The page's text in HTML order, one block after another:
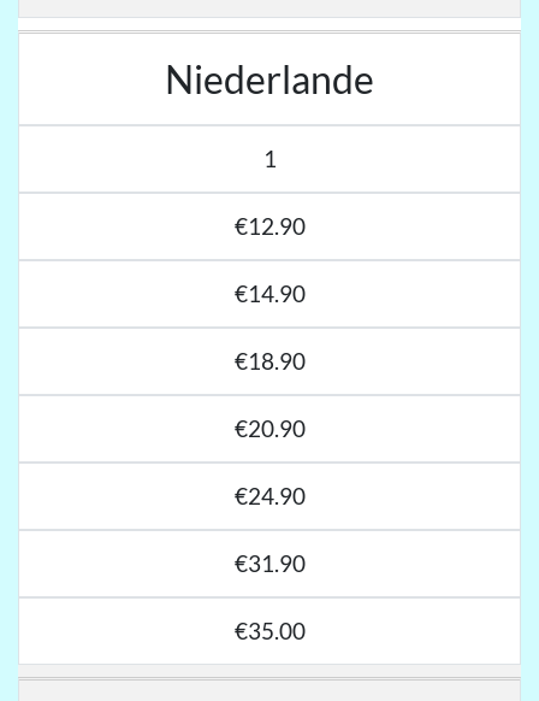
Niederlande
1
€12.90
€14.90
€18.90
€20.90
€24.90
€31.90
€35.00